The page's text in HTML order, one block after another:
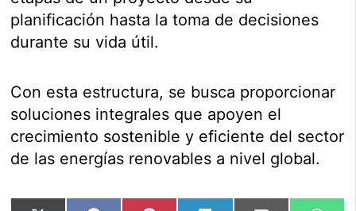
planificación hasta la toma de decisiones
durante su vida útil.
Con esta estructura, se busca proporcionar
soluciones integrales que apoyen el
crecimiento sostenible y eficiente del sector
de las energías renovables a nivel global.